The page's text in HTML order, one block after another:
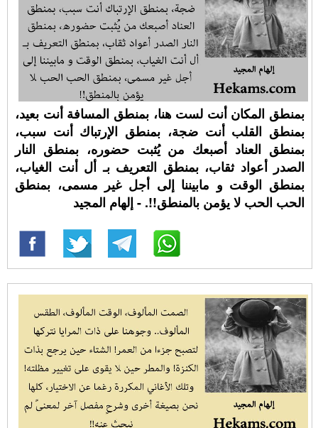
بمنطق المكان أنت لست هنا، بمنطق المسافة أنت بعيد،
بمنطق القلب أنت ضجة، بمنطق الإرتباك أنت سبب،
بمنطق العناد أصبعك من يُثبت حضوره، بمنطق النار
الصدر أعواد ثقاب، بمنطق التعريف بـ أل أنت الغياب،
بمنطق الوقت و مابيننا إلى أجل غير مسمى، بمنطق
الحب الحب لا يؤمن بالمنطق!!. - إلهام المجيد